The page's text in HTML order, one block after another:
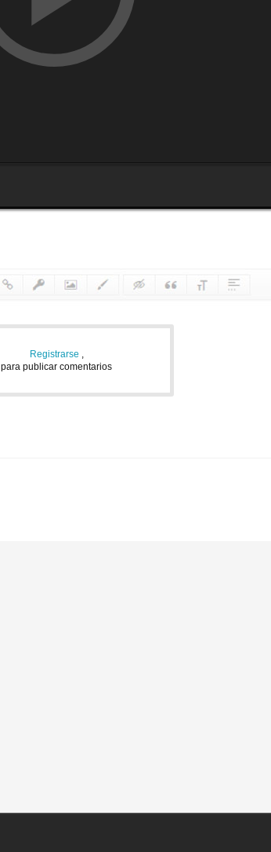
Registrarse ,
para publicar comentarios